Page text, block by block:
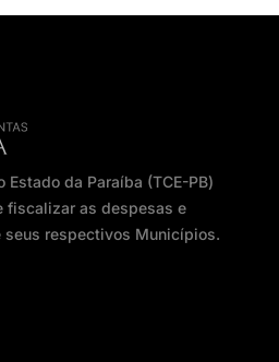
Estado da Paraíba (TCE-PB)
fiscalizar as despesas e
seus respectivos Municípios.